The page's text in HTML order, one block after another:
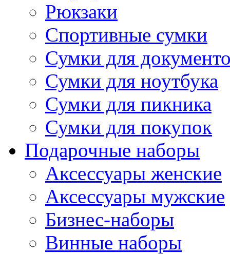
Рюкзаки
Спортивные сумки
Сумки для
Сумки для ноутбука
Сумки для пикника
Сумки для покупок
Подарочные наборы
Аксессуары женские
Аксессуары мужские
Бизнес-наборы
Винные наборы